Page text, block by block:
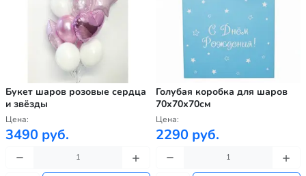
Букет шаров розовые сердца
и звёзды
Цена:
3490 руб.
Голубая коробка для шаров
70х70х70см
Цена:
2290 руб.